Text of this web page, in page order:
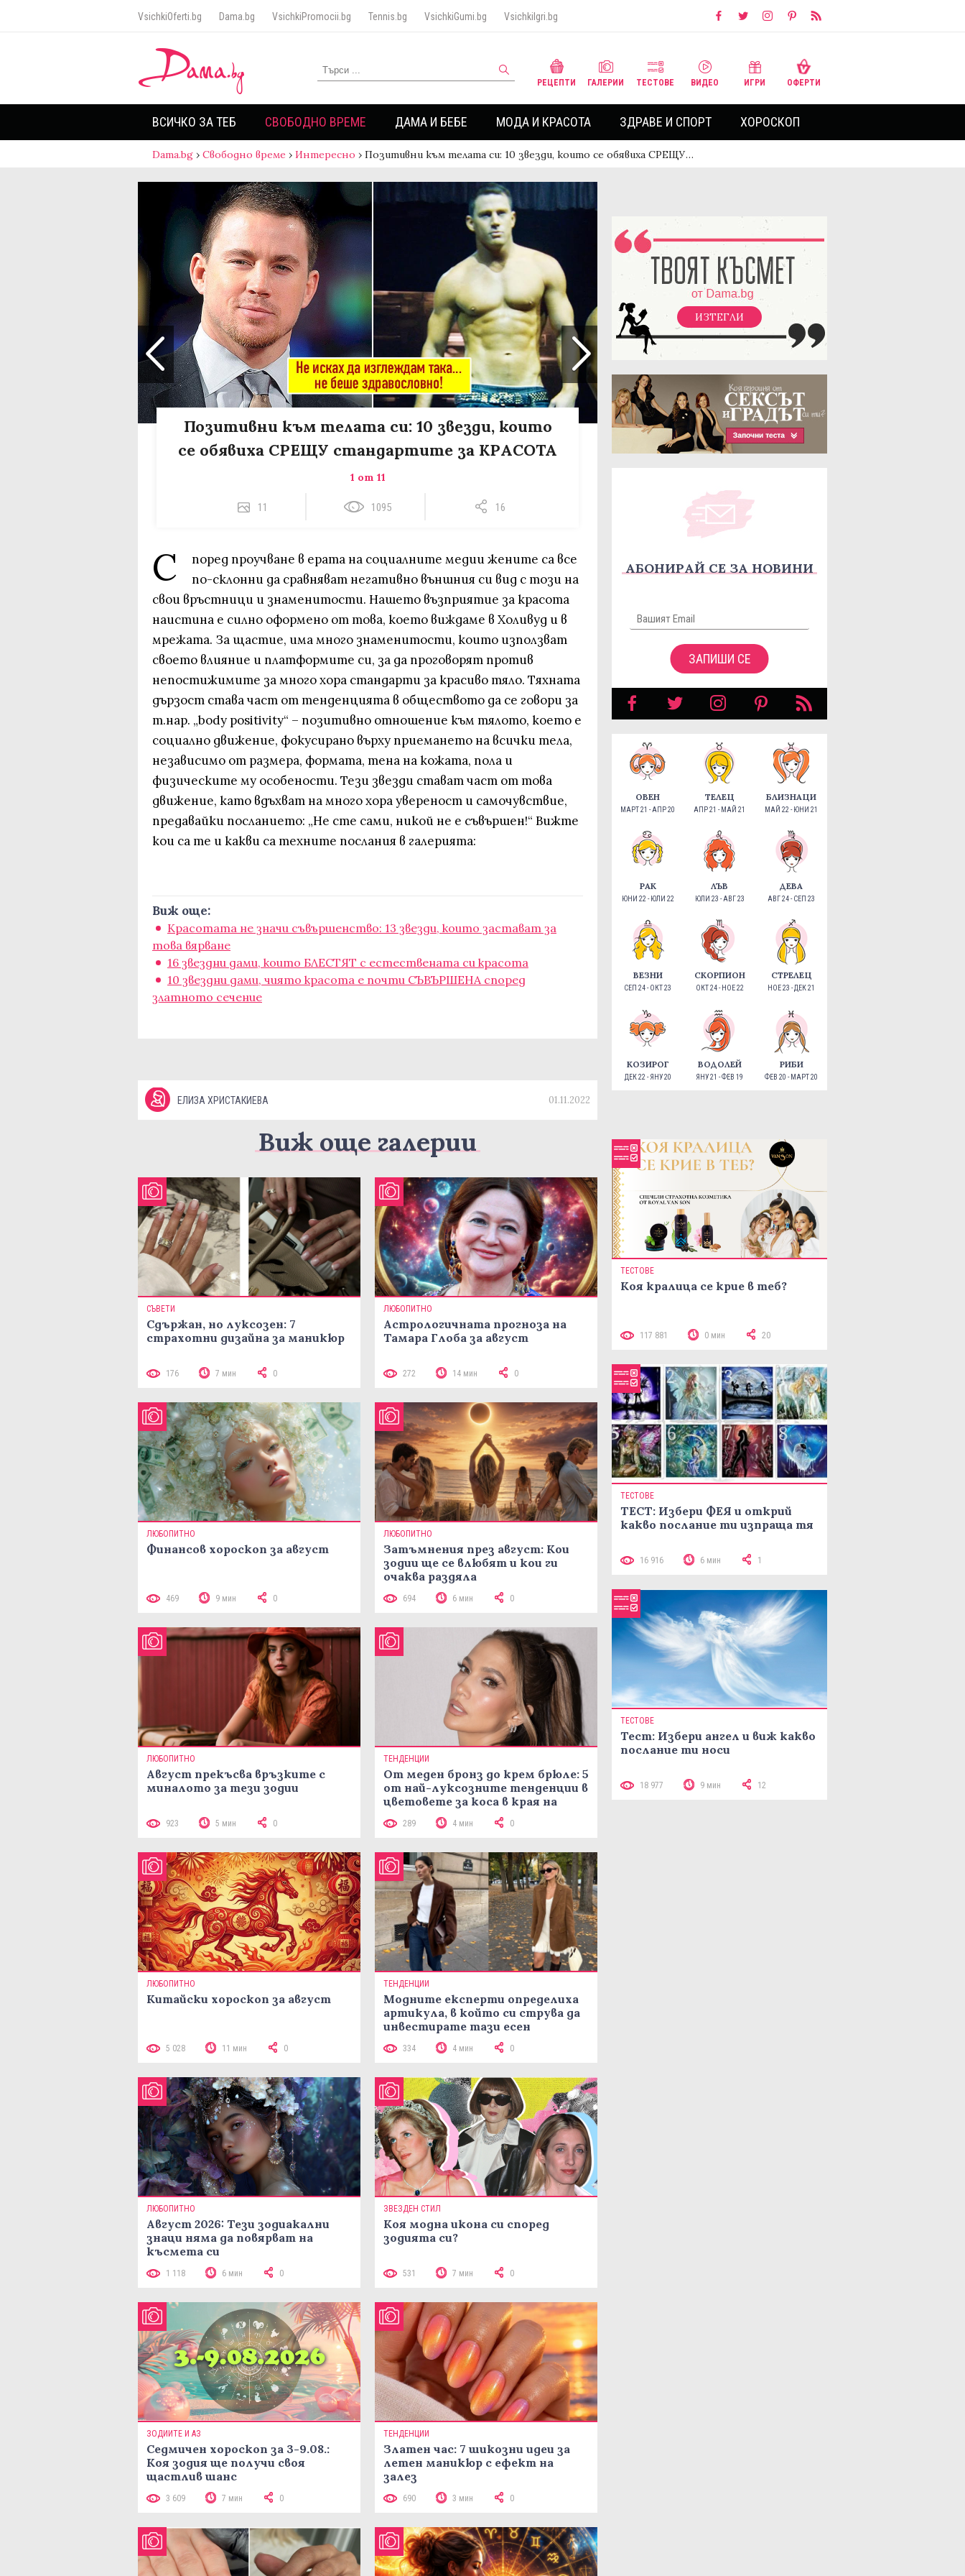
VsichkiOferti.bg Dama.bg VsichkiPromocii.bg Tennis.bg VsichkiGumi.bg VsichkiIgri.bg
РЕЦЕПТИ ГАЛЕРИИ ТЕСТОВЕ ВИДЕО ИГРИ ОФЕРТИ
ВСИЧКО ЗА ТЕБ СВОБОДНО ВРЕМЕ ДАМА И БЕБЕ МОДА И КРАСОТА ЗДРАВЕ И СПОРТ ХОРОСКОП
Dama.bg › Свободно време › Интересно › Позитивни към телата си: 10 звезди, които се обявиха СРЕЩУ…
Позитивни към телата си: 10 звезди, които
се обявиха СРЕЩУ стандартите за КРАСОТА
1 от 11
11 1095 16
С
поред проучване в ерата на социалните медии жените са все
по-склонни да сравняват негативно външния си вид с този на
свои връстници и знаменитости. Нашето възприятие за красота
наистина е силно оформено от това, което виждаме в Холивуд и в
мрежата. За щастие, има много знаменитости, които използват
своето влияние и платформите си, за да проговорят против
непостижимите за много хора стандарти за красиво тяло. Тяхната
дързост става част от тенденцията в обществото да се говори за
т.нар. „body positivity“ – позитивно отношение към тялото, което е
социално движение, фокусирано върху приемането на всички тела,
независимо от размера, формата, тена на кожата, пола и
физическите му особености. Тези звезди стават част от това
движение, като вдъхват на много хора увереност и самочувствие,
предавайки посланието: „Не сте сами, никой не е съвършен!“ Вижте
кои са те и какви са техните послания в галерията:
Виж още:
Красотата не значи съвършенство: 13 звезди, които застават за
това вярване
16 звездни дами, които БЛЕСТЯТ с естествената си красота
10 звездни дами, чиято красота е почти СЪВЪРШЕНА според
златното сечение
ЕЛИЗА ХРИСТАКИЕВА 01.11.2022
Виж още галерии
СЪВЕТИ
Сдържан, но луксозен: 7
страхотни дизайна за маникюр
176 7 мин 0
ЛЮБОПИТНО
Астрологичната прогноза на
Тамара Глоба за август
272 14 мин 0
ЛЮБОПИТНО
Финансов хороскоп за август
469 9 мин 0
ЛЮБОПИТНО
Затъмнения през август: Кои
зодии ще се влюбят и кои ги
очаква раздяла
694 6 мин 0
ЛЮБОПИТНО
Август прекъсва връзките с
миналото за тези зодии
923 5 мин 0
ТЕНДЕНЦИИ
От меден бронз до крем брюле: 5
от най-луксозните тенденции в
цветовете за коса в края на
289 4 мин 0
ЛЮБОПИТНО
Китайски хороскоп за август
5 028 11 мин 0
ТЕНДЕНЦИИ
Модните експерти определиха
артикула, в който си струва да
инвестирате тази есен
334 4 мин 0
ЛЮБОПИТНО
Август 2026: Тези зодиакални
знаци няма да повярват на
късмета си
1 118 6 мин 0
ЗВЕЗДЕН СТИЛ
Коя модна икона си според
зодията си?
531 7 мин 0
ЗОДИИТЕ И АЗ
Седмичен хороскоп за 3-9.08.:
Коя зодия ще получи своя
щастлив шанс
3 609 7 мин 0
ТЕНДЕНЦИИ
Златен час: 7 шикозни идеи за
летен маникюр с ефект на
залез
690 3 мин 0
ИЗТЕГЛИ
АБОНИРАЙ СЕ ЗА НОВИНИ
ЗАПИШИ СЕ
ОВЕН
МАРТ 21 - АПР 20
ТЕЛЕЦ
АПР 21 - МАЙ 21
БЛИЗНАЦИ
МАЙ 22 - ЮНИ 21
РАК
ЮНИ 22 - ЮЛИ 22
ЛЪВ
ЮЛИ 23 - АВГ 23
ДЕВА
АВГ 24 - СЕП 23
ВЕЗНИ
СЕП 24 - ОКТ 23
СКОРПИОН
ОКТ 24 - НОЕ 22
СТРЕЛЕЦ
НОЕ 23 - ДЕК 21
КОЗИРОГ
ДЕК 22 - ЯНУ 20
ВОДОЛЕЙ
ЯНУ 21 - ФЕВ 19
РИБИ
ФЕВ 20 - МАРТ 20
ТЕСТОВЕ
Коя кралица се крие в теб?
117 881 0 мин 20
ТЕСТОВЕ
ТЕСТ: Избери ФЕЯ и открий
какво послание ти изпраща тя
16 916 6 мин 1
ТЕСТОВЕ
Тест: Избери ангел и виж какво
послание ти носи
18 977 9 мин 12